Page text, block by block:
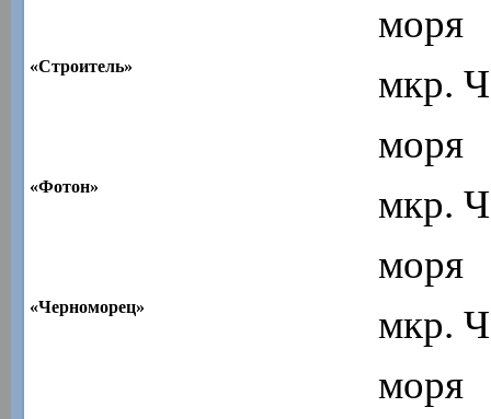
моря
«Строитель»
мкр.
моря
«Фотон»
мкр.
моря
«Черноморец»
мкр.
моря